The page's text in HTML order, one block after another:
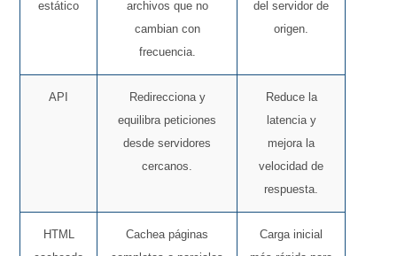
estático
archivos que no
cambian con
frecuencia.
del servidor de
origen.
API
Redirecciona y
equilibra peticiones
desde servidores
cercanos.
Reduce la
latencia y
mejora la
velocidad de
respuesta.
HTML
Cachea páginas
Carga inicial